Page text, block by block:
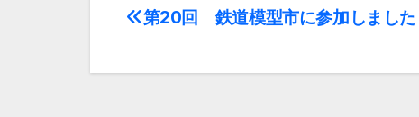
投第20回 鉄道模型市に参加しました